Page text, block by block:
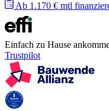
Ab 1.170 € mtl
Einfach zu Hause
Trustpilot